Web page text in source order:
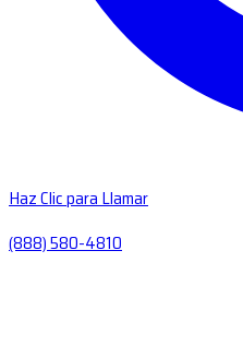
Haz Clic para Llamar
(888) 580-4810